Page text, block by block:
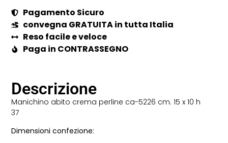
Pagamento Sicuro
convegna GRATUITA in tutta Italia
Reso facile e veloce
Paga in CONTRASSEGNO
Descrizione
Manichino abito crema perline ca-5226 cm. 15 x 10 h
37
Dimensioni confezione: